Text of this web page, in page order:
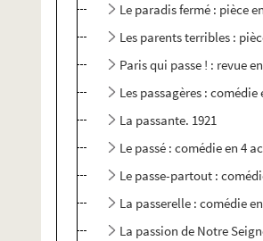
Le paradis fermé : pièce en
Les parents terribles :
Paris qui passe ! : revue
Les passagères : comédie
La passante. 1921
Le passé : comédie en 4
Le passe-partout :
La passerelle : comédie
La passion de Notre